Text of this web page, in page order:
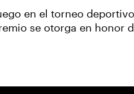
en el torneo
se otorga en honor